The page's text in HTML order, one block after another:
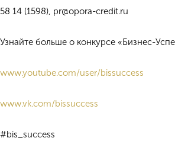
58 14 (1598), pr@opora-credit.ru
Узнайте больше о конкурсе «Бизнес-
www.youtube.com/user/bissuccess
www.vk.com/bissuccess
#bis_success